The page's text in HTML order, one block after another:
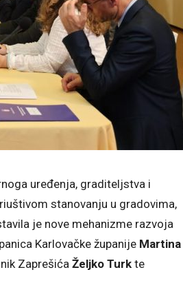
uređenja, graditeljstva i
stanovanju u gradovima,
je nove mehanizme razvoja
Karlovačke županije Martina
Zaprešića Željko Turk te